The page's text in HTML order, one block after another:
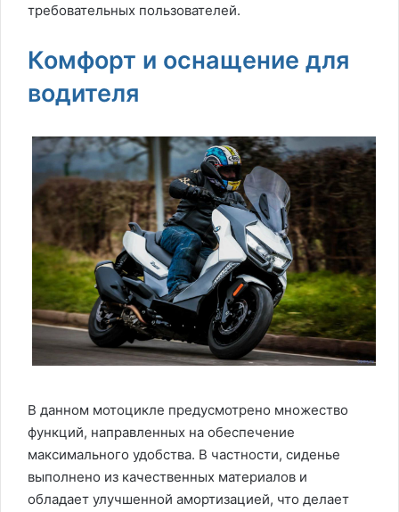
требовательных пользователей.
Комфорт и оснащение для
водителя
В данном мотоцикле предусмотрено множество
функций, направленных на обеспечение
максимального удобства. В частности, сиденье
выполнено из качественных материалов и
обладает улучшенной амортизацией, что делает